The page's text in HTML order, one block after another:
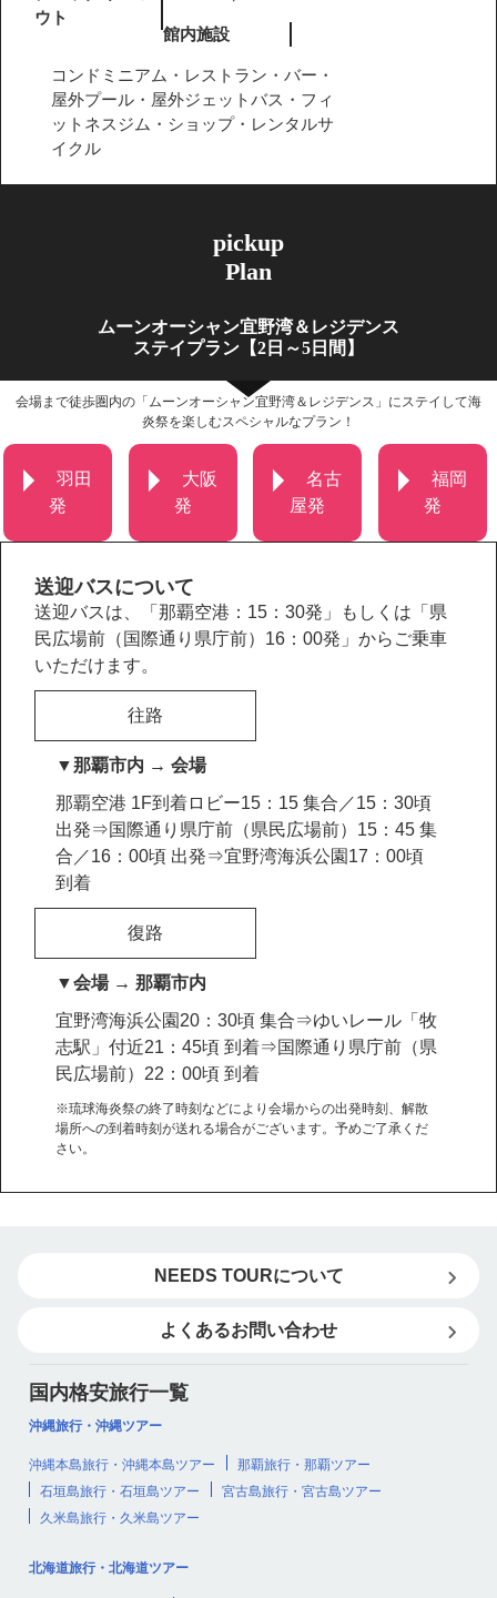
ウト
館内施設
コンドミニアム・レストラン・バー・
屋外プール・屋外ジェットバス・フィ
ットネスジム・ショップ・レンタルサ
イクル
pickup
Plan
ムーンオーシャン宜野湾＆レジデンス
ステイプラン【2日～5日間】
会場まで徒歩圏内の「ムーンオーシャン宜野湾＆レジデンス」にステイして海
炎祭を楽しむスペシャルなプラン！
羽田
発
大阪
発
名古
屋発
福岡
発
送迎バスについて
送迎バスは、「那覇空港：15：30発」もしくは「県
民広場前（国際通り県庁前）16：00発」からご乗車
いただけます。
往路
▼那覇市内 → 会場
那覇空港 1F到着ロビー15：15 集合／15：30頃
出発⇒国際通り県庁前（県民広場前）15：45 集
合／16：00頃 出発⇒宜野湾海浜公園17：00頃
到着
復路
▼会場 → 那覇市内
宜野湾海浜公園20：30頃 集合⇒ゆいレール「牧
志駅」付近21：45頃 到着⇒国際通り県庁前（県
民広場前）22：00頃 到着
※琉球海炎祭の終了時刻などにより会場からの出発時刻、解散
場所への到着時刻が送れる場合がございます。予めご了承くだ
さい。
NEEDS TOURについて
よくあるお問い合わせ
国内格安旅行一覧
沖縄旅行・沖縄ツアー
沖縄本島旅行・沖縄本島ツアー
那覇旅行・那覇ツアー
石垣島旅行・石垣島ツアー
宮古島旅行・宮古島ツアー
久米島旅行・久米島ツアー
北海道旅行・北海道ツアー